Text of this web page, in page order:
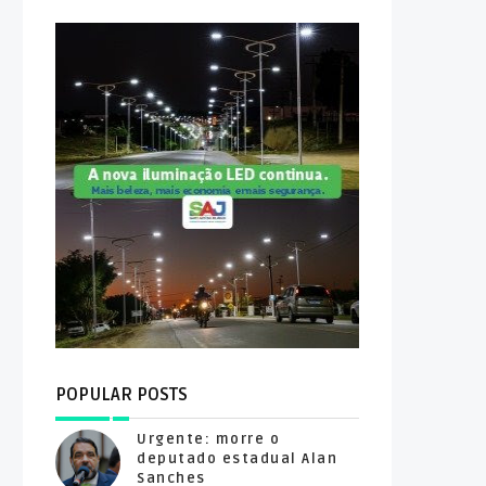
POPULAR POSTS
Urgente: morre o
deputado estadual Alan
Sanches